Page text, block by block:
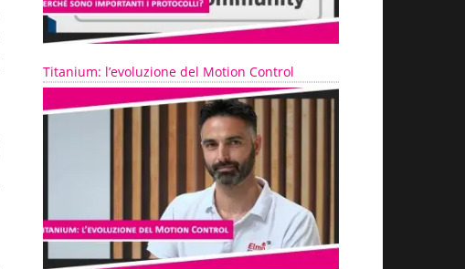
Titanium: l’evoluzione del Motion Control